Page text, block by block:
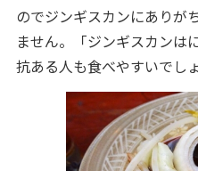
のでジンギスカンにありが
ません。「ジンギスカンは
抗ある人も食べやすいでしょ